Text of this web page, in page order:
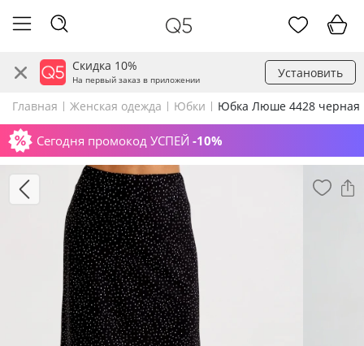
Скидка 10%
На первый заказ в приложении Установить
Главная Женская одежда Юбки Юбка Люше 4428 черная
Сегодня промокод УСПЕЙ -10%